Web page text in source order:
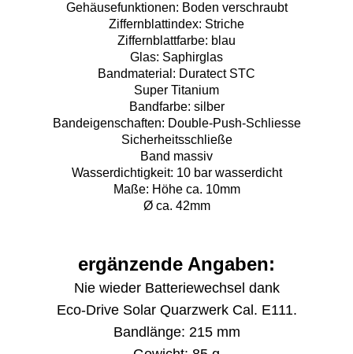
Gehäusefunktionen: Boden verschraubt
Ziffernblattindex: Striche
Ziffernblattfarbe: blau
Glas: Saphirglas
Bandmaterial: Duratect STC
Super Titanium
Bandfarbe: silber
Bandeigenschaften: Double-Push-Schliesse
Sicherheitsschließe
Band massiv
Wasserdichtigkeit: 10 bar wasserdicht
Maße: Höhe ca. 10mm
Ø ca. 42mm
ergänzende Angaben:
Nie wieder Batteriewechsel dank
Eco-Drive Solar Quarzwerk Cal. E111.
Bandlänge: 215 mm